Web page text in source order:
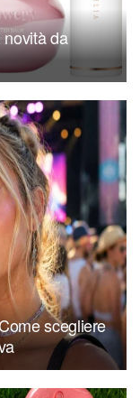
da
scegliere